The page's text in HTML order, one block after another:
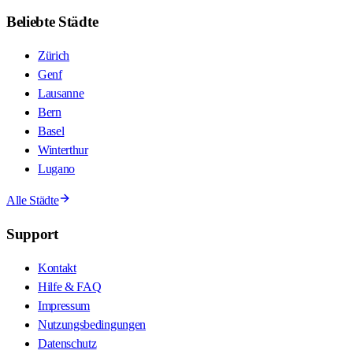
Beliebte Städte
Zürich
Genf
Lausanne
Bern
Basel
Winterthur
Lugano
Alle Städte
Support
Kontakt
Hilfe & FAQ
Impressum
Nutzungsbedingungen
Datenschutz